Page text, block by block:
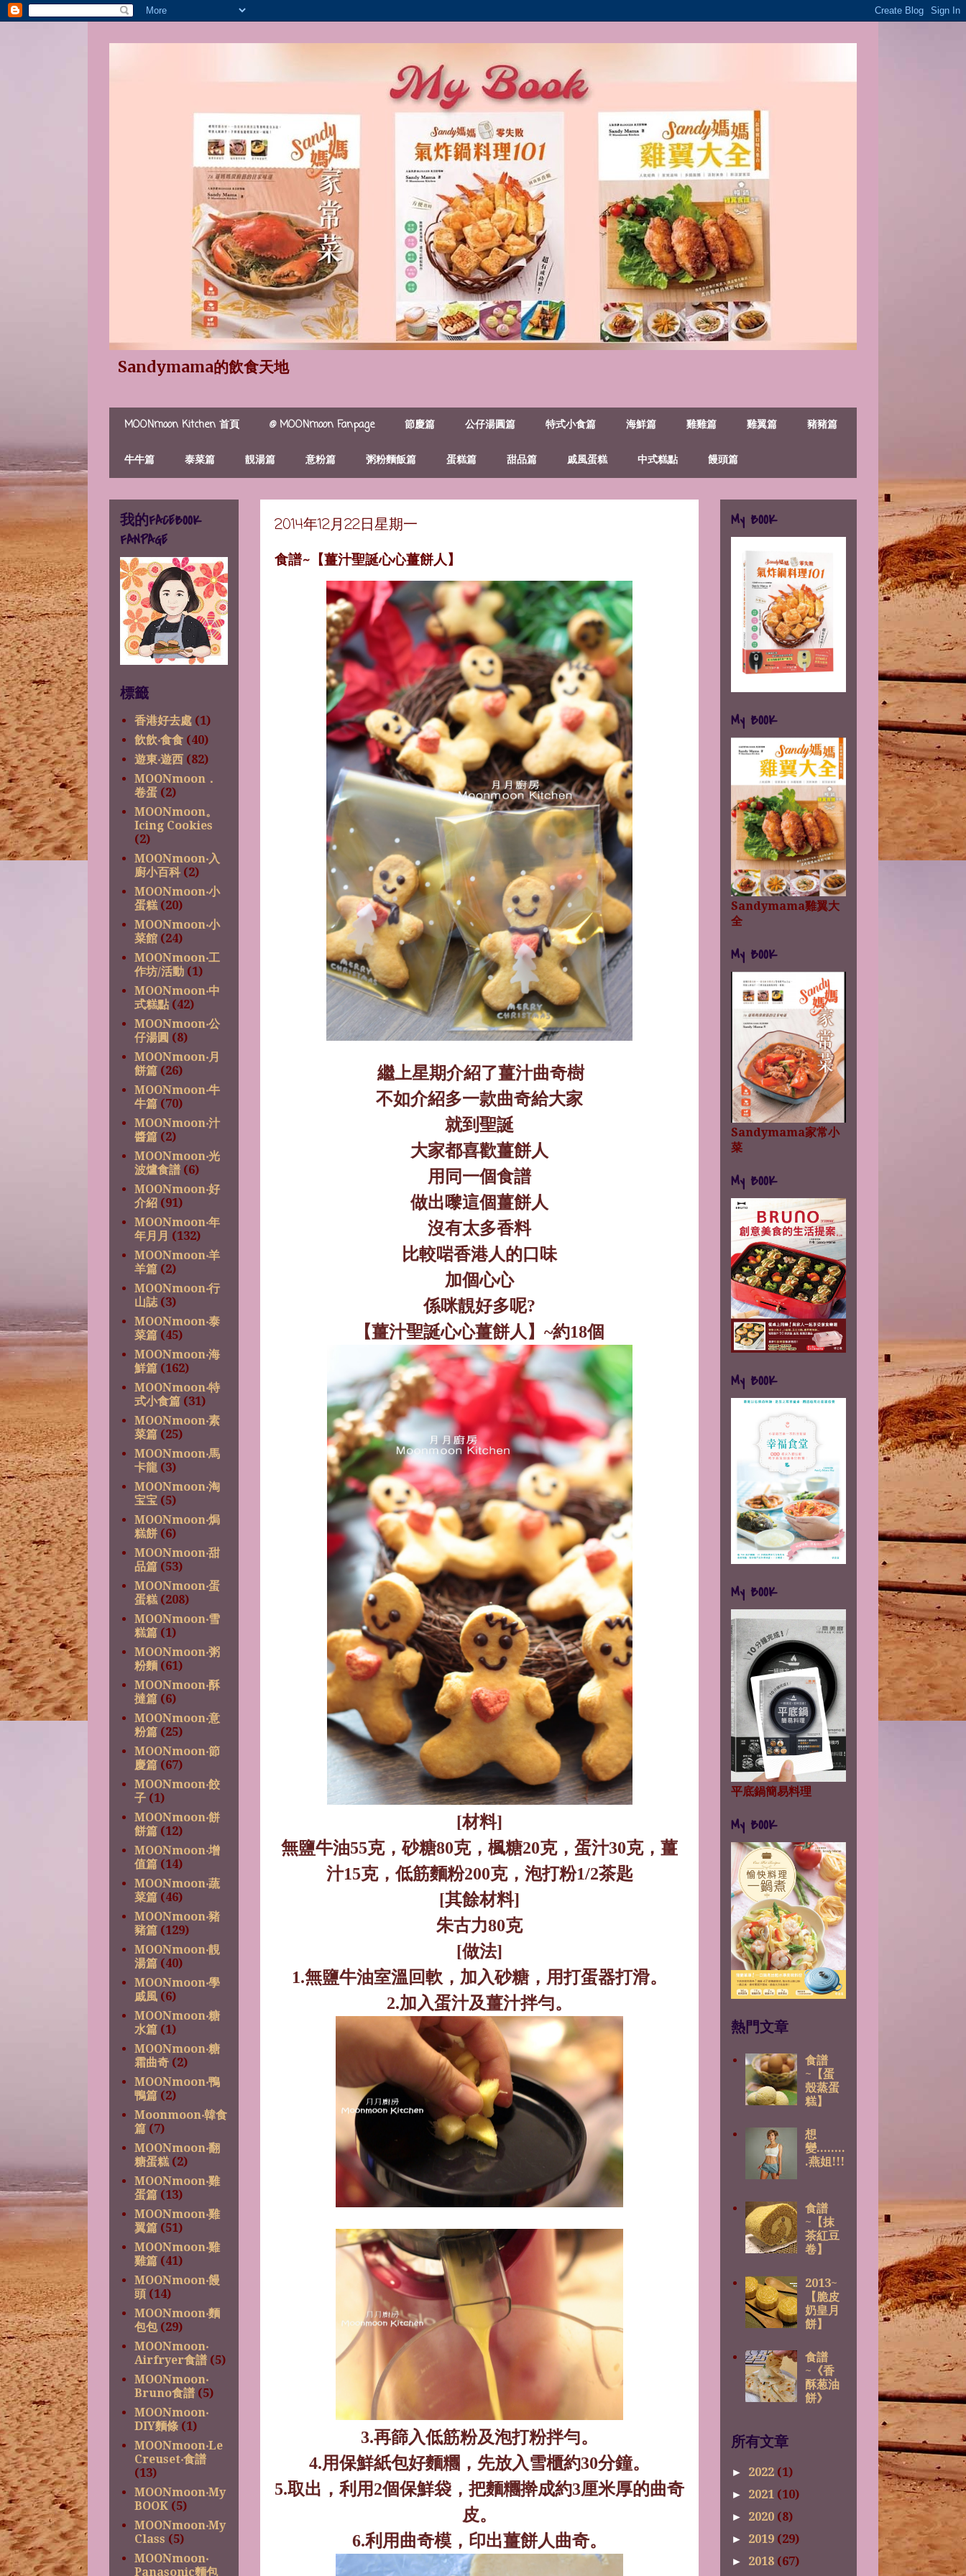
Sandymama的飲食天地
MOONmoon Kitchen 首頁 @ MOONmoon Fanpage 節慶篇 公仔湯圓篇 特式小食篇 海鮮篇 雞雞篇 雞翼篇 豬豬篇
牛牛篇 泰菜篇 靚湯篇 意粉篇 粥粉麵飯篇 蛋糕篇 甜品篇 戚風蛋糕 中式糕點 饅頭篇
2014年12月22日星期一
食譜~【薑汁聖誕心心薑餅人】
繼上星期介紹了薑汁曲奇樹
不如介紹多一款曲奇給大家
就到聖誕
大家都喜歡薑餅人
用同一個食譜
做出嚟這個薑餅人
沒有太多香料
比較啱香港人的口味
加個心心
係咪靚好多呢?
【薑汁聖誕心心薑餅人】 ~約18個
[材料]
無鹽牛油55克，砂糖80克，楓糖20克，蛋汁30克，薑
汁15克，低筋麵粉200克，泡打粉1/2茶匙
[其餘材料]
朱古力80克
[做法]
1.無鹽牛油室溫回軟，加入砂糖，用打蛋器打滑。
2.加入蛋汁及薑汁拌勻。
3.再篩入低筋粉及泡打粉拌勻。
4.用保鮮紙包好麵糰，先放入雪櫃約30分鐘。
5.取出，利用2個保鮮袋，把麵糰擀成約3厘米厚的曲奇
皮。
6.利用曲奇模，印出薑餅人曲奇。
我的FACEBOOK
FANPAGE
標籤
香港好去處 (1)
飲飲‧食食 (40)
遊東‧遊西 (82)
MOONmoon．
卷蛋 (2)
MOONmoon。
Icing Cookies
(2)
MOONmoon‧入
廚小百科 (2)
MOONmoon‧小
蛋糕 (20)
MOONmoon‧小
菜館 (24)
MOONmoon‧工
作坊/活動 (1)
MOONmoon‧中
式糕點 (42)
MOONmoon‧公
仔湯圓 (8)
MOONmoon‧月
餅篇 (26)
MOONmoon‧牛
牛篇 (70)
MOONmoon‧汁
醬篇 (2)
MOONmoon‧光
波爐食譜 (6)
MOONmoon‧好
介紹 (91)
MOONmoon‧年
年月月 (132)
MOONmoon‧羊
羊篇 (2)
MOONmoon‧行
山誌 (3)
MOONmoon‧泰
菜篇 (45)
MOONmoon‧海
鮮篇 (162)
MOONmoon‧特
式小食篇 (31)
MOONmoon‧素
菜篇 (25)
MOONmoon‧馬
卡龍 (3)
MOONmoon‧淘
宝宝 (5)
MOONmoon‧焗
糕餅 (6)
MOONmoon‧甜
品篇 (53)
MOONmoon‧蛋
蛋糕 (208)
MOONmoon‧雪
糕篇 (1)
MOONmoon‧粥
粉麵 (61)
MOONmoon‧酥
撻篇 (6)
MOONmoon‧意
粉篇 (25)
MOONmoon‧節
慶篇 (67)
MOONmoon‧餃
子 (1)
MOONmoon‧餅
餅篇 (12)
MOONmoon‧增
值篇 (14)
MOONmoon‧蔬
菜篇 (46)
MOONmoon‧豬
豬篇 (129)
MOONmoon‧靚
湯篇 (40)
MOONmoon‧學
戚風 (6)
MOONmoon‧糖
水篇 (1)
MOONmoon‧糖
霜曲奇 (2)
MOONmoon‧鴨
鴨篇 (2)
Moonmoon‧韓食
篇 (7)
MOONmoon‧翻
糖蛋糕 (2)
MOONmoon‧雞
蛋篇 (13)
MOONmoon‧雞
翼篇 (51)
MOONmoon‧雞
雞篇 (41)
MOONmoon‧饅
頭 (14)
MOONmoon‧麵
包包 (29)
MOONmoon‧
Airfryer食譜 (5)
MOONmoon‧
Bruno食譜 (5)
MOONmoon‧
DIY麵條 (1)
MOONmoon‧Le
Creuset‧食譜
(13)
MOONmoon‧My
BOOK (5)
MOONmoon‧My
Class (5)
MOONmoon‧
Panasonic麵包
My BOOK
My BOOK
Sandymama雞翼大
全
My BOOK
Sandymama家常小
菜
My BOOK
My BOOK
My BOOK
平底鍋簡易料理
My BOOK
熱門文章
食譜
~【蛋
殼蒸蛋
糕】
想
變........
.燕姐!!!
食譜
~【抹
茶紅豆
卷】
2013~
【脆皮
奶皇月
餅】
食譜
~《香
酥葱油
餅》
所有文章
► 2022 (1)
► 2021 (10)
► 2020 (8)
► 2019 (29)
► 2018 (67)